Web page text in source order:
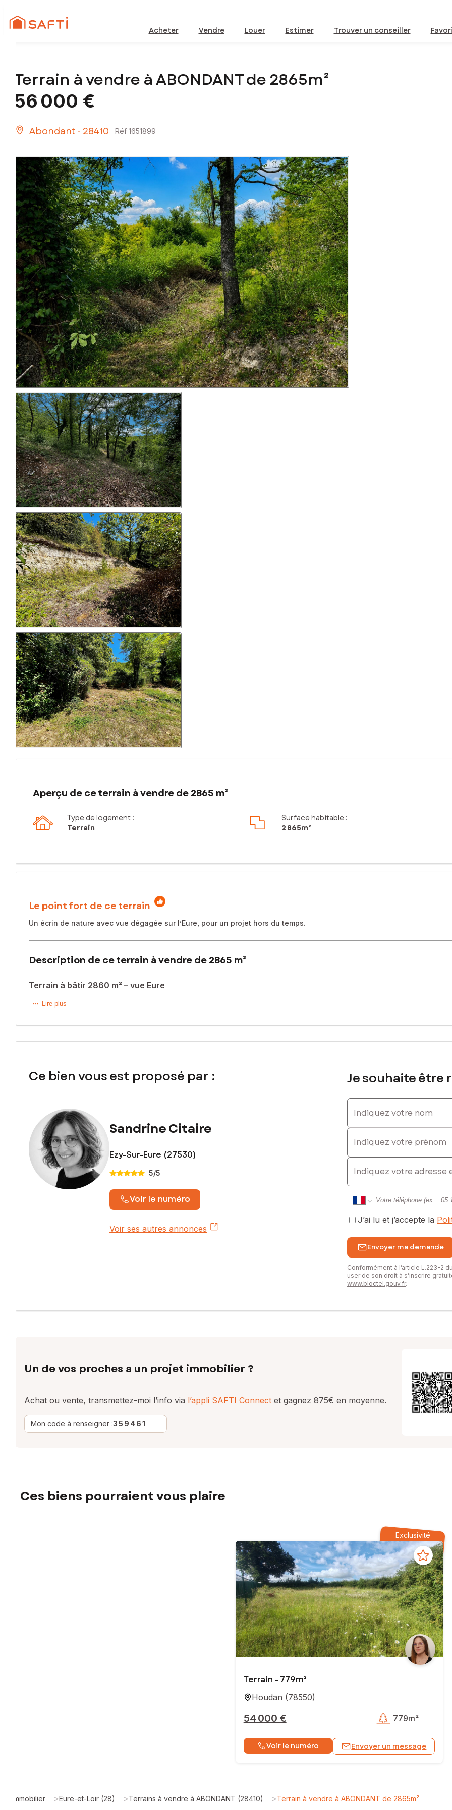
Acheter Vendre Louer Estimer Trouver un conseiller
Terrain à vendre à ABONDANT de 2865m²
56 000 €
Abondant - 28410 Réf 1651899
Aperçu de ce terrain à vendre de 2865 m²
Type de logement :
Terrain
Surface habitable :
2 865m²
Le point fort de ce terrain
Un écrin de nature avec vue dégagée sur l’Eure, pour un projet hors du temps.
Description de ce terrain à vendre de 2865 m²
Terrain à bâtir 2860 m² – vue Eure
Sur la commune d’Abondant, ce terrain à bâtir de 2 860 m² séduira les amateurs de calme et de grands espaces. Ici, le
future maison. Ce relief permet de concevoir un projet architectural original, avec des extérieurs pensés en harmonie avec
Constructible et non viabilisé, ce terrain vous laisse une grande liberté pour imaginer une maison fonctionnelle, lumineuse et
celles et ceux qui recherchent un projet de vie au vert, avec du volume, de la tranquillité et une vraie identité.
Contactez-moi, je serai ravie de vous accompagner dans cette belle réflexion.
Les informations sur les risques auxquels ce bien est exposé sont disponibles sur le site Géorisques : www.georisques.gouv.fr
Prix de vente : 56 000 €
Honoraires charge vendeur
Contactez votre conseiller SAFTI : Sandrine CITAIRE, Tél. : 0660087733, E-mail : sandrine.citaire@safti.fr - EI - Agent
Lire plus
Ce bien vous est proposé par :
Sandrine Citaire
Ezy-Sur-Eure (27530)
5/5
Voir le numéro
Voir ses autres annonces
Je souhaite être
Indiquez votre nom
Indiquez votre prénom
E-mail
J’ai lu et j’accepte la
Envoyer ma demande
Conformément à l’article L.223-2
user de son droit à s’inscrire
www.bloctel.gouv.fr.
Un de vos proches a un projet immobilier ?
Achat ou vente, transmettez-moi l’info via l’appli SAFTI Connect et gagnez 875€ en moyenne.
Mon code à renseigner :359461
Ces biens pourraient vous plaire
Exclusivité
Terrain - 779m²
Houdan (78550)
54 000 € 779m²
Voir le numéro Envoyer un message
Immobilier >Eure-et-Loir (28) >Terrains à vendre à ABONDANT (28410) >Terrain à vendre à ABONDANT de 2865m²